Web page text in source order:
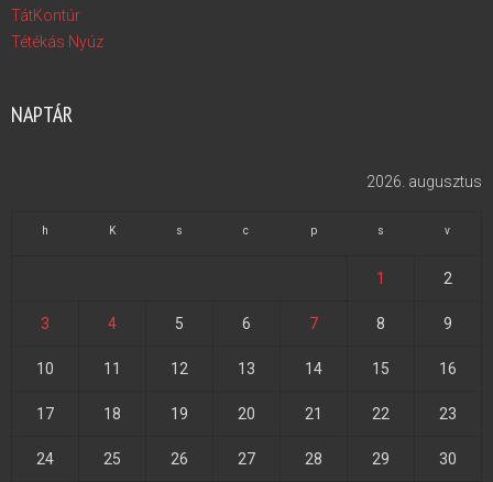
TátKontúr
Tétékás Nyúz
NAPTÁR
2026. augusztus
h K s c p s v
1 2
3 4 5 6 7 8 9
10 11 12 13 14 15 16
17 18 19 20 21 22 23
24 25 26 27 28 29 30